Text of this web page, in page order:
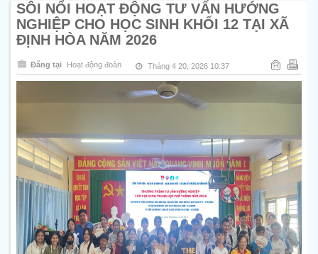
SÔI NỔI HOẠT ĐỘNG TƯ VẤN HƯỚNG
NGHIỆP CHO HỌC SINH KHỐI 12 TẠI XÃ
ĐỊNH HÒA NĂM 2026
Đăng tại Hoạt động đoàn Tháng 4 20, 2026 10:37